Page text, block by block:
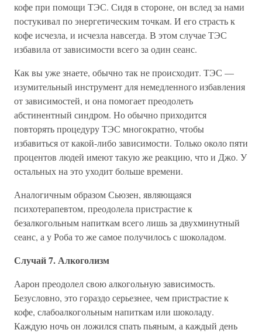
кофе при помощи ТЭС. Сидя в стороне, он вслед за нами
постукивал по энергетическим точкам. И его страсть к
кофе исчезла, и исчезла навсегда. В этом случае ТЭС
избавила от зависимости всего за один сеанс.
Как вы уже знаете, обычно так не происходит. ТЭС —
изумительный инструмент для немедленного избавления
от зависимостей, и она помогает преодолеть
абстинентный синдром. Но обычно приходится
повторять процедуру ТЭС многократно, чтобы
избавиться от какой-либо зависимости. Только около пяти
процентов людей имеют такую же реакцию, что и Джо. У
остальных на это уходит больше времени.
Аналогичным образом Сьюзен, являющаяся
психотерапевтом, преодолела пристрастие к
безалкогольным напиткам всего лишь за двухминутный
сеанс, а у Роба то же самое получилось с шоколадом.
Случай 7. Алкоголизм
Аарон преодолел свою алкогольную зависимость.
Безусловно, это гораздо серьезнее, чем пристрастие к
кофе, слабоалкогольным напиткам или шоколаду.
Каждую ночь он ложился спать пьяным, а каждый день